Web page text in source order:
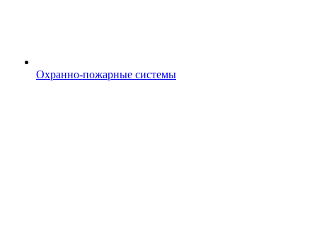
Охранно-пожарные системы